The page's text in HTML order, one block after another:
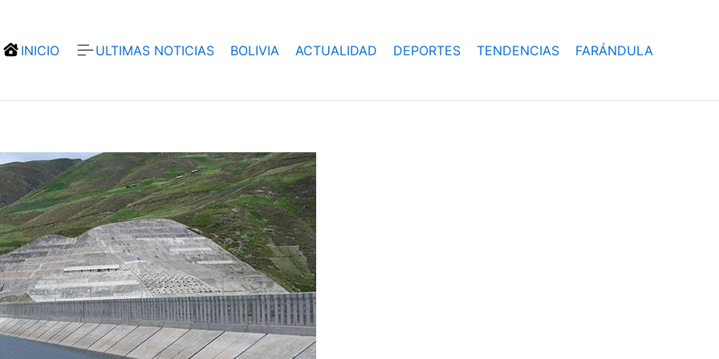
INICIO ULTIMAS NOTICIAS BOLIVIA ACTUALIDAD DEPORTES TENDENCIAS FARÁNDULA